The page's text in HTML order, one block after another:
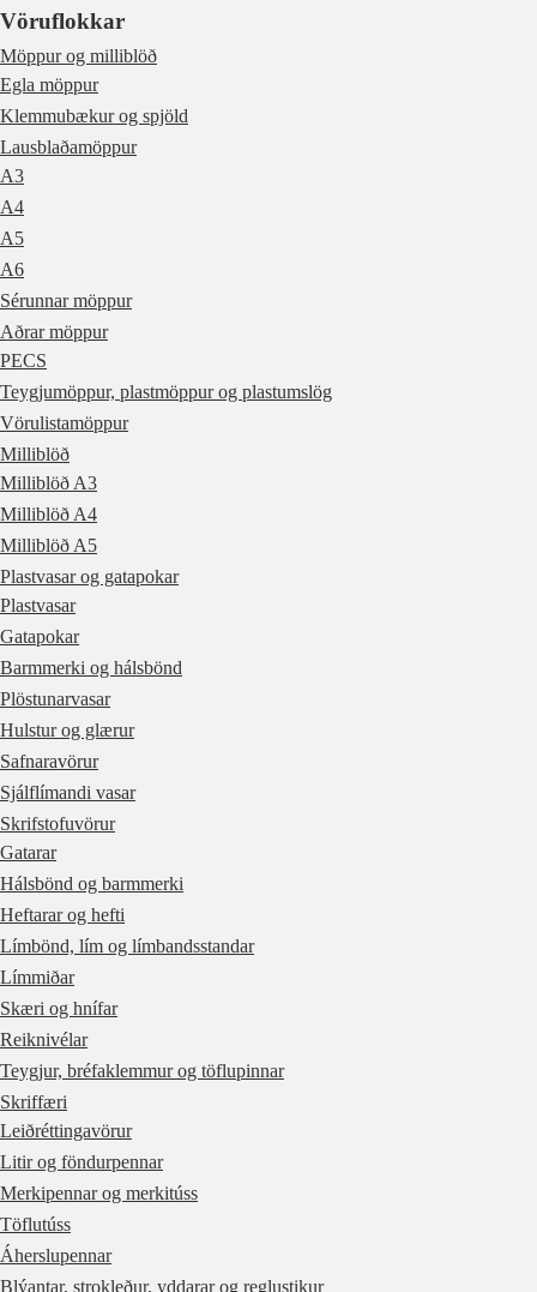
Vöruflokkar
Möppur og milliblöð
Egla möppur
Klemmubækur og spjöld
Lausblaðamöppur
A3
A4
A5
A6
Sérunnar möppur
Aðrar möppur
PECS
Teygjumöppur, plastmöppur og plastumslög
Vörulistamöppur
Milliblöð
Milliblöð A3
Milliblöð A4
Milliblöð A5
Plastvasar og gatapokar
Plastvasar
Gatapokar
Barmmerki og hálsbönd
Plöstunarvasar
Hulstur og glærur
Safnaravörur
Sjálflímandi vasar
Skrifstofuvörur
Gatarar
Hálsbönd og barmmerki
Heftarar og hefti
Límbönd, lím og límbandsstandar
Límmiðar
Skæri og hnífar
Reiknivélar
Teygjur, bréfaklemmur og töflupinnar
Skriffæri
Leiðréttingavörur
Litir og föndurpennar
Merkipennar og merkitúss
Töflutúss
Áherslupennar
Blýantar, strokleður, yddarar og reglustikur